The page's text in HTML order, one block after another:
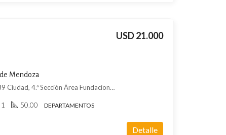
Mendoza
USD 21.000
DEPARTAMENTO - Salta 1789 Ciudad, 4.ª Sección Área Fundacional, Mendoza
1 50.00 DEPARTAMENTOS
Detalle